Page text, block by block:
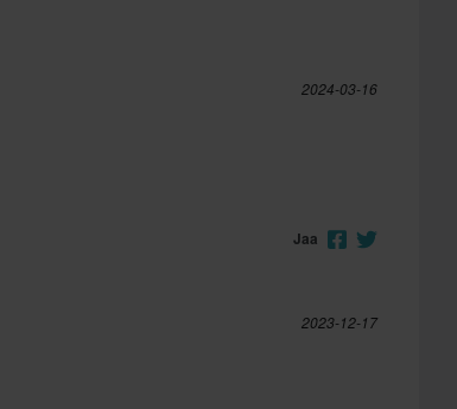
2024-03-16
Jaa
2023-12-17